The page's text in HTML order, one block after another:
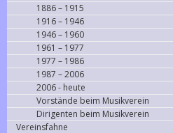
1886 – 1915
1916 – 1946
1946 – 1960
1961 – 1977
1977 – 1986
1987 – 2006
2006 - heute
Vorstände beim Musikverein
Dirigenten beim Musikverein
Vereinsfahne